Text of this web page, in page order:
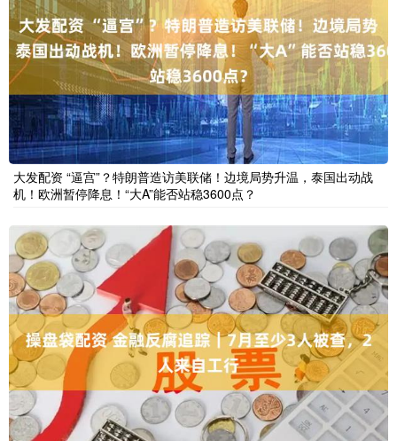
大发配资 “逼宫”？特朗普造访美联储！边境局势升温，泰国出动战
机！欧洲暂停降息！“大A”能否站稳3600点？